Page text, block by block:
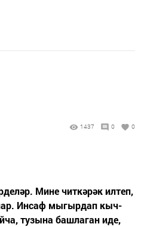
1437 0 0
Мине читкәрәк илтеп,
Инсаф мыгырдап кыч­
тузы­на башлаган иде,